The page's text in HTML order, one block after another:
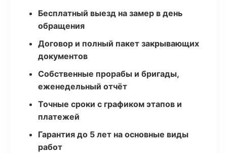
Бесплатный выезд на замер в день
обращения
Договор и полный пакет закрывающих
документов
Собственные прорабы и бригады,
еженедельный отчёт
Точные сроки с графиком этапов и
платежей
Гарантия до 5 лет на основные виды
работ